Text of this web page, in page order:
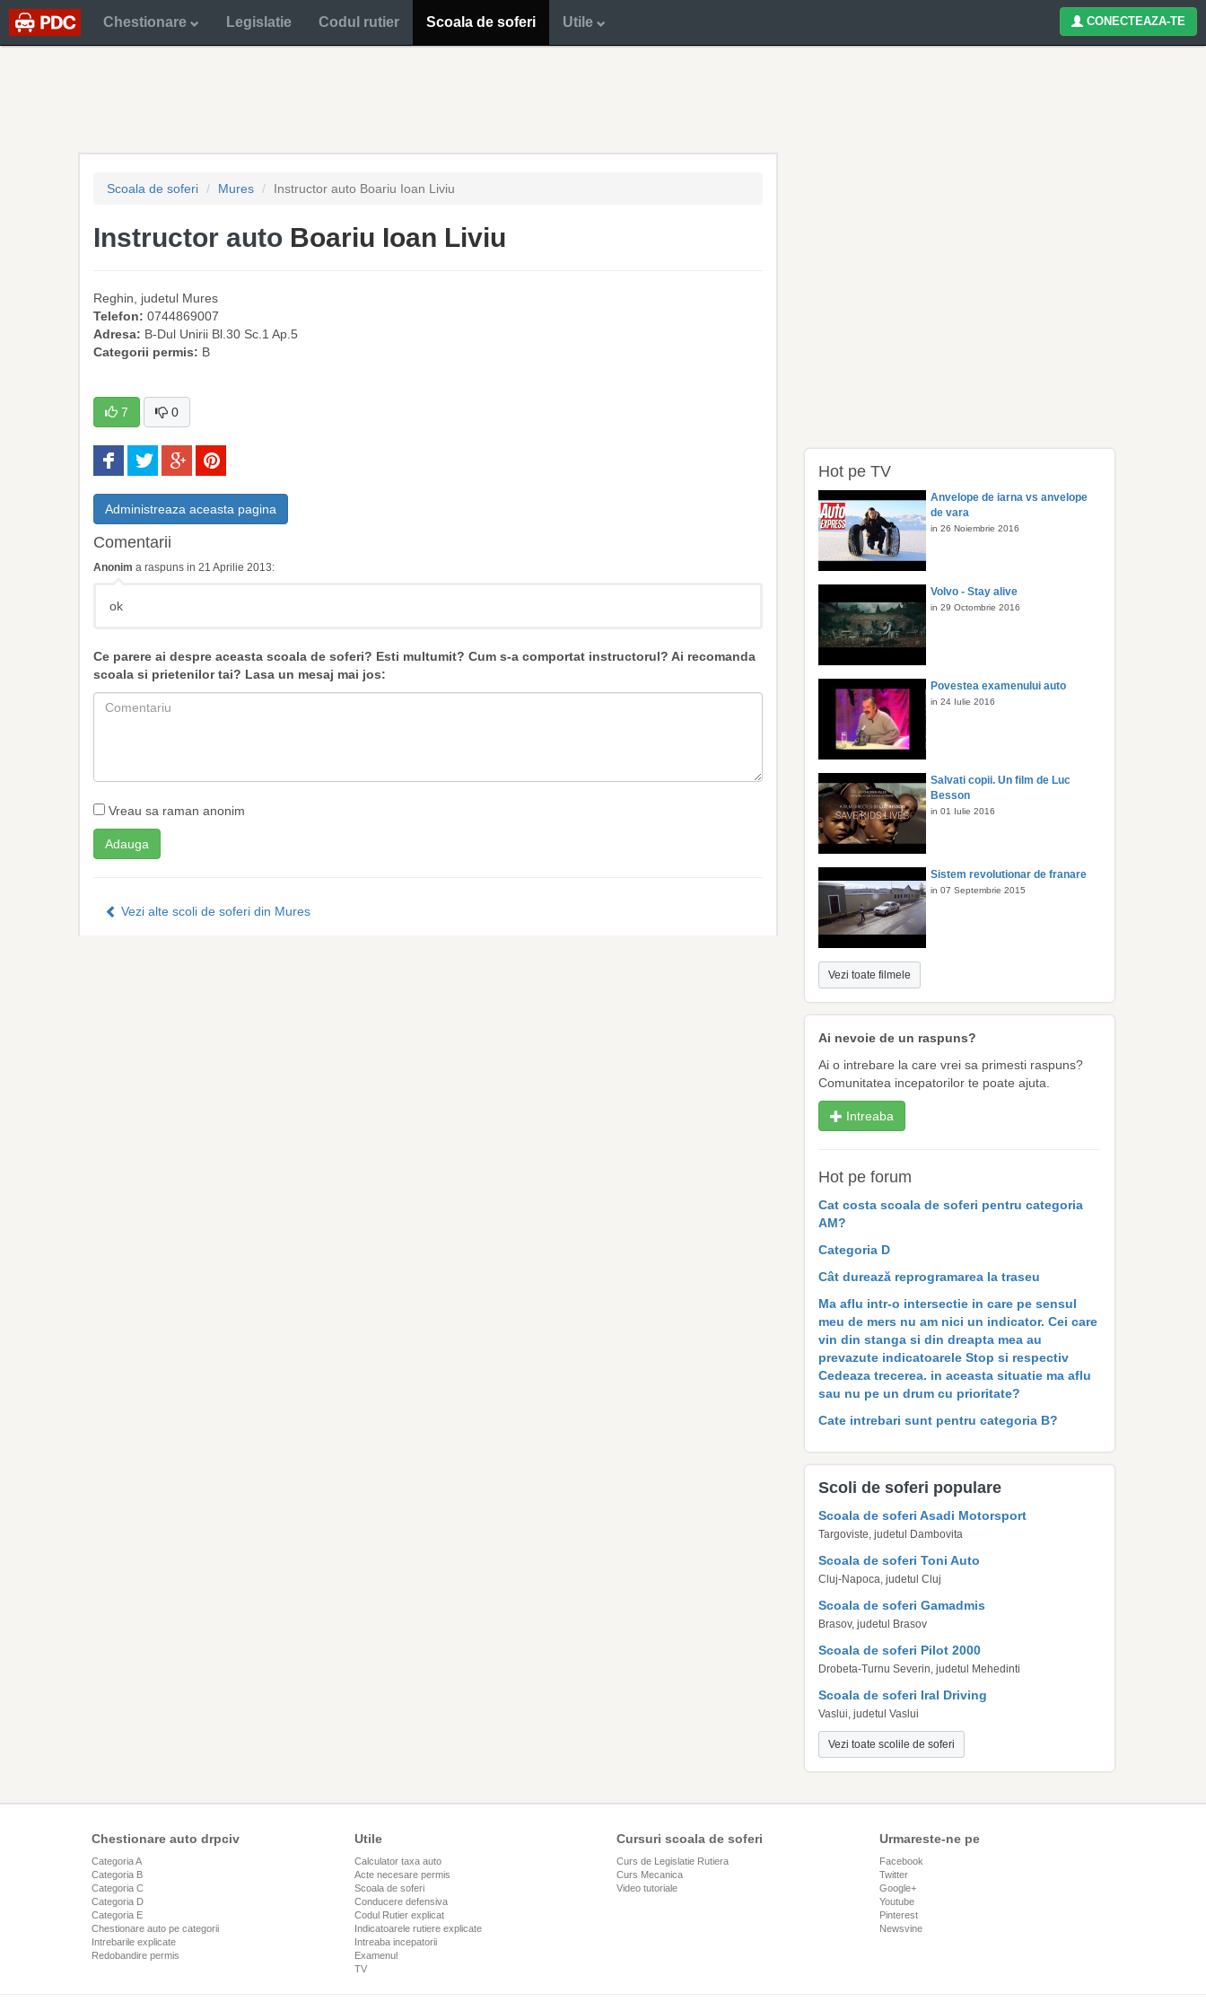
Chestionare Legislatie Codul rutier Scoala de soferi Utile CONECTEAZA-TE
Scoala de soferi Mures Instructor auto Boariu Ioan Liviu
Instructor auto Boariu Ioan Liviu
Reghin , judetul Mures
Telefon: 0744869007
Adresa: B-Dul Unirii Bl.30 Sc.1 Ap.5
Categorii permis: B
7 0
Administreaza aceasta pagina
Comentarii
Anonim a raspuns in 21 Aprilie 2013:
ok
Ce parere ai despre aceasta scoala de soferi? Esti multumit? Cum s-a comportat instructorul? Ai recomanda
scoala si prietenilor tai? Lasa un mesaj mai jos:
Vreau sa raman anonim
Vezi alte scoli de soferi din Mures
Hot pe TV
Anvelope de iarna vs anvelope
de vara
in 26 Noiembrie 2016
Volvo - Stay alive
in 29 Octombrie 2016
Povestea examenului auto
in 24 Iulie 2016
Salvati copii. Un film de Luc
Besson
in 01 Iulie 2016
Sistem revolutionar de franare
in 07 Septembrie 2015
Vezi toate filmele
Ai nevoie de un raspuns?
Ai o intrebare la care vrei sa primesti raspuns?
Comunitatea incepatorilor te poate ajuta.
Intreaba
Hot pe forum
Cat costa scoala de soferi pentru categoria
AM?
Categoria D
Cât durează reprogramarea la traseu
Ma aflu intr-o intersectie in care pe sensul
meu de mers nu am nici un indicator. Cei care
vin din stanga si din dreapta mea au
prevazute indicatoarele Stop si respectiv
Cedeaza trecerea. in aceasta situatie ma aflu
sau nu pe un drum cu prioritate?
Cate intrebari sunt pentru categoria B?
Scoli de soferi populare
Scoala de soferi Asadi Motorsport
Targoviste, judetul Dambovita
Scoala de soferi Toni Auto
Cluj-Napoca, judetul Cluj
Scoala de soferi Gamadmis
Brasov, judetul Brasov
Scoala de soferi Pilot 2000
Drobeta-Turnu Severin, judetul Mehedinti
Scoala de soferi Iral Driving
Vaslui, judetul Vaslui
Vezi toate scolile de soferi
Chestionare auto drpciv
Categoria A
Categoria B
Categoria C
Categoria D
Categoria E
Chestionare auto pe categorii
Intrebarile explicate
Redobandire permis
Utile
Calculator taxa auto
Acte necesare permis
Scoala de soferi
Conducere defensiva
Codul Rutier explicat
Indicatoarele rutiere explicate
Intreaba incepatorii
Examenul
TV
Cursuri scoala de soferi
Curs de Legislatie Rutiera
Curs Mecanica
Video tutoriale
Urmareste-ne pe
Facebook
Twitter
Google+
Youtube
Pinterest
Newsvine